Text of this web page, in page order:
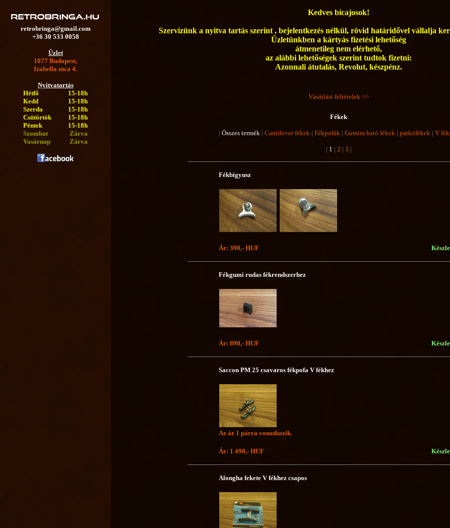
retrobringa@gmail.com
+36 30 533 0058
Üzlet
1077 Budapest,
Izabella utca 4.
Nyitvatartás
Hétfő
15-18h
Kedd
15-18h
Szerda
15-18h
Csütörtök
15-18h
Péntek
15-18h
Szombat
Zárva
Vasárnap
Zárva
Kedves bicajosok!
Szervizünk a nyitva tartás szerint , bejelentkezés nélkül, rövid határidővel vállalja
Üzletünkben a kártyás fizetési lehetőség
átmenetileg nem elérhető,
az alábbi lehetőségek szerint tudtok fizetni:
Azonnali átutalás, Revolut, készpénz.
Vásárlási feltételek >>
Fékek
| Összes termék | Cantilever fékek | Fékpofák | Gumira ható fékek | patkófékek | V
| 1 | 2 | 3 |
Fékbigyusz
Ár: 390,- HUF
Fékgumi rudas fékrendszerhez
Ár: 890,- HUF
Saccon PM 25 csavaros fékpofa V fékhez
Az ár 1 párra vonatkozik.
Ár: 1 490,- HUF
Alongha fekete V fékhez csapos